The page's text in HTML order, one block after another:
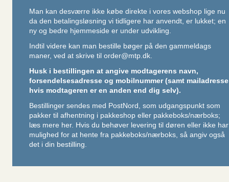
Man kan desværre ikke købe direkte i vores webshop lige nu
da den betalingsløsning vi tidligere har anvendt, er lukket; en
ny og bedre hjemmeside er under udvikling.
Indtil videre kan man bestille bøger på den gammeldags
maner, ved at skrive til order@mtp.dk.
Husk i bestillingen at angive modtagerens navn,
forsendelsesadresse og mobilnummer (samt mailadresse
hvis modtageren er en anden end dig selv).
Bestillinger sendes med PostNord, som udgangspunkt som
pakker til afhentning i pakkeshop eller pakkeboks/nærboks;
læs mere her. Hvis du behøver levering til døren eller ikke har
mulighed for at hente fra pakkeboks/nærboks, så angiv også
det i din bestilling.